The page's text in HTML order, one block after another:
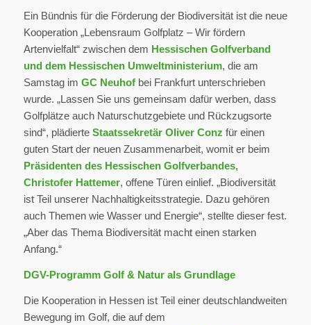
Ein Bündnis für die Förderung der Biodiversität ist die neue
Kooperation „Lebensraum Golfplatz – Wir fördern
Artenvielfalt“ zwischen dem Hessischen Golfverband
und dem Hessischen Umweltministerium, die am
Samstag im GC Neuhofbei Frankfurt unterschrieben
wurde. „Lassen Sie uns gemeinsam dafür werben, dass
Golfplätze auch Naturschutzgebiete und Rückzugsorte
sind“, plädierte Staatssekretär Oliver Conz für einen
guten Start der neuen Zusammenarbeit, womit er beim
Präsidenten des Hessischen Golfverbandes,
Christofer Hattemer, offene Türen einlief. „Biodiversität
ist Teil unserer Nachhaltigkeitsstrategie. Dazu gehören
auch Themen wie Wasser und Energie“, stellte dieser fest.
„Aber das Thema Biodiversität macht einen starken
Anfang.“
DGV-Programm Golf & Natur als Grundlage
Die Kooperation in Hessen ist Teil einer deutschlandweiten
Bewegung im Golf, die auf dem